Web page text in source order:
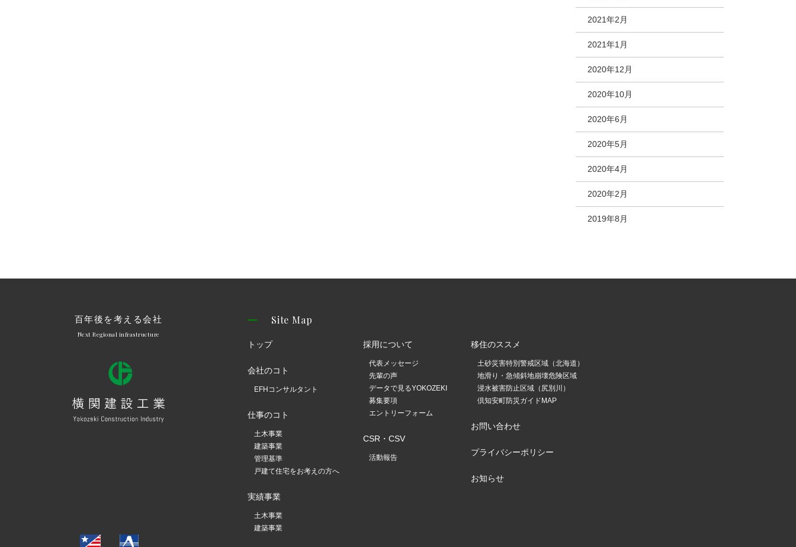
2021年2月
2021年1月
2020年12月
2020年10月
2020年6月
2020年5月
2020年4月
2020年2月
2019年8月
百年後を考える会社
Next Regional infrastructure
Site Map
トップ
会社のコト
EFHコンサルタント
仕事のコト
土木事業
建築事業
管理基準
戸建て住宅をお考えの方へ
実績事業
土木事業
建築事業
採用について
代表メッセージ
先輩の声
データで見るYOKOZEKI
募集要項
エントリーフォーム
CSR・CSV
活動報告
移住のススメ
土砂災害特別警戒区域（北海道）
地滑り・急傾斜地崩壊危険区域
浸水被害防止区域（尻別川）
倶知安町防災ガイドMAP
お問い合わせ
プライバシーポリシー
お知らせ